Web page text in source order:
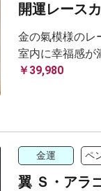
開運レース
金の氣模様のレ
室内に幸福感が
￥39,980
金運 ペ
翼 Ｓ・アラ